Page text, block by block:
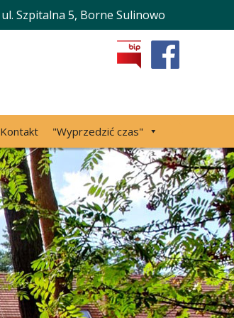
ul. Szpitalna 5, Borne Sulinowo
Kontakt "Wyprzedzić czas"